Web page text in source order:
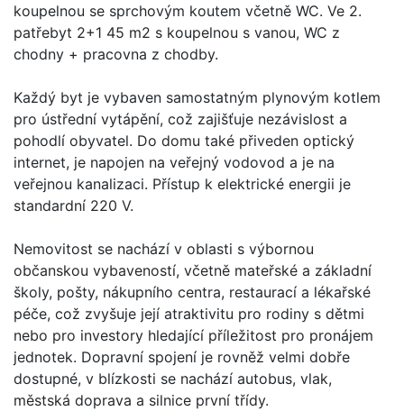
koupelnou se sprchovým koutem včetně WC. Ve 2.
patřebyt 2+1 45 m2 s koupelnou s vanou, WC z
chodny + pracovna z chodby.
Každý byt je vybaven samostatným plynovým kotlem
pro ústřední vytápění, což zajišťuje nezávislost a
pohodlí obyvatel. Do domu také přiveden optický
internet, je napojen na veřejný vodovod a je na
veřejnou kanalizaci. Přístup k elektrické energii je
standardní 220 V.
Nemovitost se nachází v oblasti s výbornou
občanskou vybaveností, včetně mateřské a základní
školy, pošty, nákupního centra, restaurací a lékařské
péče, což zvyšuje její atraktivitu pro rodiny s dětmi
nebo pro investory hledající příležitost pro pronájem
jednotek. Dopravní spojení je rovněž velmi dobře
dostupné, v blízkosti se nachází autobus, vlak,
městská doprava a silnice první třídy.